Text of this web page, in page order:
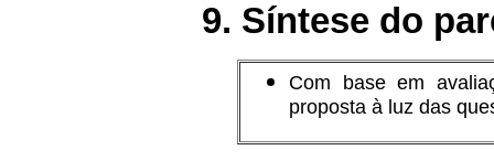
9. Síntese do
Com base em
proposta à luz das